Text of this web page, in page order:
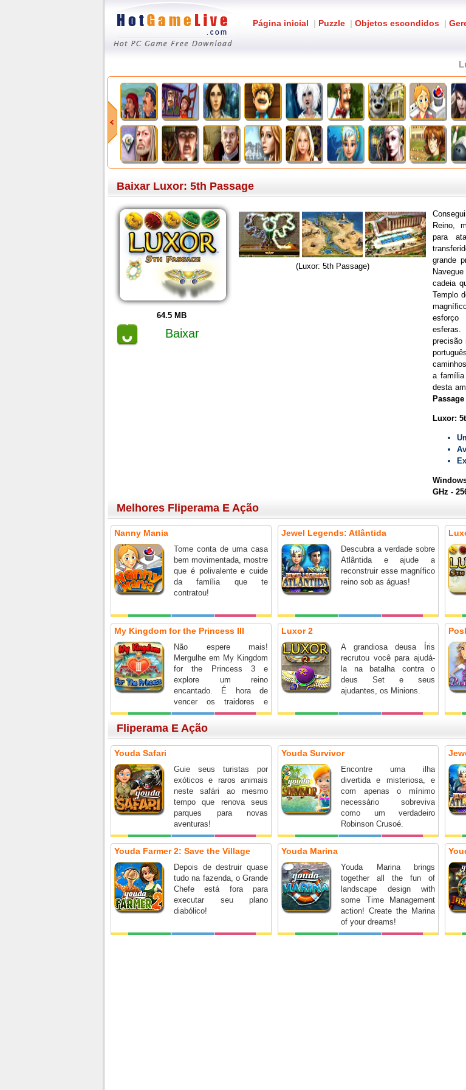
Página inicial | Puzzle | Objetos escondidos |
Baixar Luxor: 5th Passage
64.5 MB
Baixar
(Luxor: 5th Passage)
Reino,
para
grande
cadeia
Templo
esforço
esferas.
precisão
a
desta
Passage
Luxor:
GHz -
Melhores Fliperama E Ação
Nanny Mania
Tome conta de uma casa
bem movimentada, mostre
que é polivalente e cuide
da família que te
contratou!
Jewel Legends: Atlântida
Descubra a verdade sobre
Atlântida e ajude a
reconstruir esse magnífico
reino sob as águas!
My Kingdom for the Princess III
Não espere mais!
Mergulhe em My Kingdom
for the Princess 3 e
explore um reino
encantado. É hora de
vencer os traidores e
reconstruir o reino!
Luxor 2
A grandiosa deusa Íris
recrutou você para ajudá-
la na batalha contra o
deus Set e seus
ajudantes, os Minions.
Fliperama E Ação
Youda Safari
Guie seus turistas por
exóticos e raros animais
neste safári ao mesmo
tempo que renova seus
parques para novas
aventuras!
Youda Survivor
Encontre uma ilha
divertida e misteriosa, e
com apenas o mínimo
necessário sobreviva
como um verdadeiro
Robinson Crusoé.
Youda Farmer 2: Save the Village
Depois de destruir quase
tudo na fazenda, o Grande
Chefe está fora para
executar seu plano
diabólico!
Youda Marina
Youda Marina brings
together all the fun of
landscape design with
some Time Management
action! Create the Marina
of your dreams!